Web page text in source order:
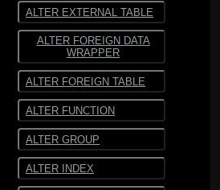
Текст
фиксированной
ширины
Текст
фиксированной
ширины
ALTER EXTERNAL TABLE
ALTER FOREIGN DATA
WRAPPER
ALTER FOREIGN TABLE
ALTER FUNCTION
ALTER GROUP
ALTER INDEX